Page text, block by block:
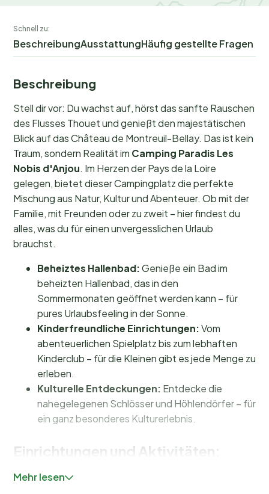
Schnell zu:
BeschreibungAusstattungHäufig gestellte Fragen
Beschreibung
Stell dir vor: Du wachst auf, hörst das sanfte Rauschen
des Flusses Thouet und genießt den majestätischen
Blick auf das Château de Montreuil-Bellay. Das ist kein
Traum, sondern Realität im Camping Paradis Les
Nobis d'Anjou. Im Herzen der Pays de la Loire
gelegen, bietet dieser Campingplatz die perfekte
Mischung aus Natur, Kultur und Abenteuer. Ob mit der
Familie, mit Freunden oder zu zweit – hier findest du
alles, was du für einen unvergesslichen Urlaub
brauchst.
Beheiztes Hallenbad:Genieße ein Bad im
beheizten Hallenbad, das in den
Sommermonaten geöffnet werden kann – für
pures Urlaubsfeeling in der Sonne.
Kinderfreundliche Einrichtungen:Vom
abenteuerlichen Spielplatz bis zum lebhaften
Kinderclub – für die Kleinen gibt es jede Menge zu
erleben.
Kulturelle Entdeckungen: Entdecke die
nahegelegenen Schlösser und Höhlendörfer – für
ein ganz besonderes Kulturerlebnis.
Einrichtungen und Aktivitäten:
Abenteuer und Entspannung für alle
Mehr lesen